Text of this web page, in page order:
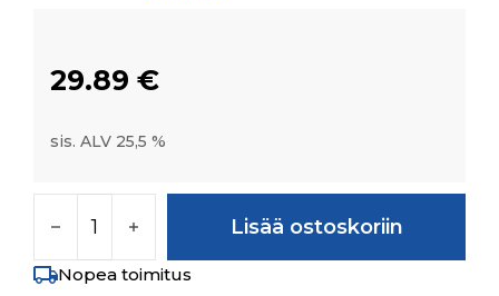
29.89 €
sis. ALV 25,5 %
Lisää ostoskoriin
Nopea toimitus